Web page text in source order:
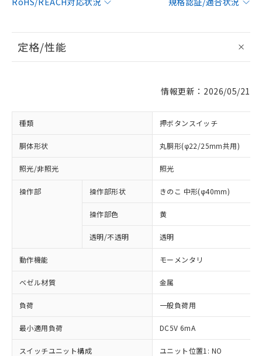
定格/性能
情報更新：2026/05/21
種類 押ボタンスイッチ
胴体形状 丸胴形(φ22/25mm共用)
照光/非照光 照光
操作部 操作部形状 きのこ 中形(φ40mm)
操作部色 黄
透明/不透明 透明
動作機能 モーメンタリ
ベゼル材質 金属
負荷 一般負荷用
最小適用負荷 DC5V 6mA
スイッチユニット構成
ユニット位置1: NO